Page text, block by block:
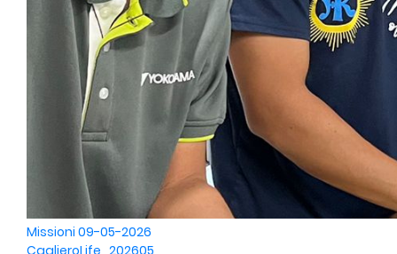
Missioni 09-05-2026
CaglieroLife_202605